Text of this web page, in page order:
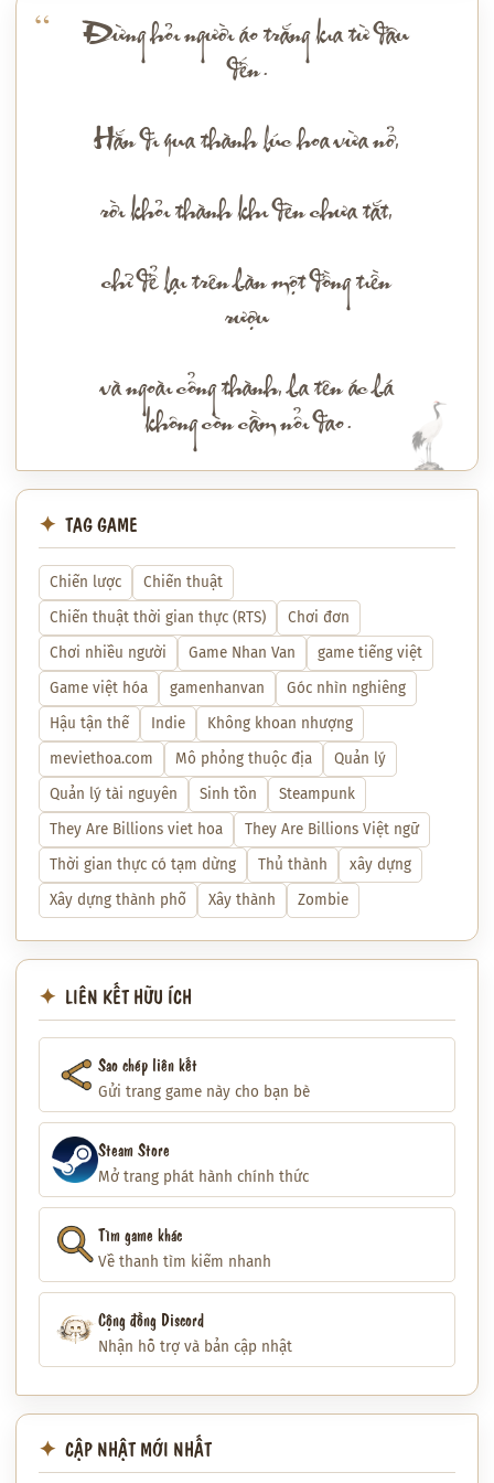
Đừng hỏi người áo trắng kia từ đâu
đến.
Hắn đi qua thành lúc hoa vừa nở,
rời khỏi thành khi đèn chưa tắt,
chỉ để lại trên bàn một đồng tiền
rượu
và ngoài cổng thành, ba tên ác bá
không còn cầm nổi đao.
TAG GAME
Chiến lược
Chiến thuật
Chiến thuật thời gian thực (RTS)
Chơi đơn
Chơi nhiều người
Game Nhan Van
game tiếng việt
Game việt hóa
gamenhanvan
Góc nhìn nghiêng
Hậu tận thế
Indie
Không khoan nhượng
meviethoa.com
Mô phỏng thuộc địa
Quản lý
Quản lý tài nguyên
Sinh tồn
Steampunk
They Are Billions viet hoa
They Are Billions Việt ngữ
Thời gian thực có tạm dừng
Thủ thành
xây dựng
Xây dựng thành phố
Xây thành Zombie
LIÊN KẾT HỮU ÍCH
Sao chép liên kết
Gửi trang game này cho bạn bè
Steam Store
Mở trang phát hành chính thức
Tìm game khác
Về thanh tìm kiếm nhanh
Cộng đồng Discord
Nhận hỗ trợ và bản cập nhật
CẬP NHẬT MỚI NHẤT